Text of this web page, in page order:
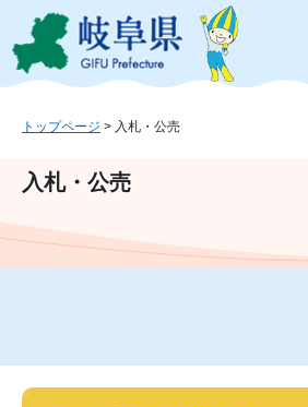
ジ
ュ
文
このページの本文へ
トップページ > 入札・公売
入札・公売